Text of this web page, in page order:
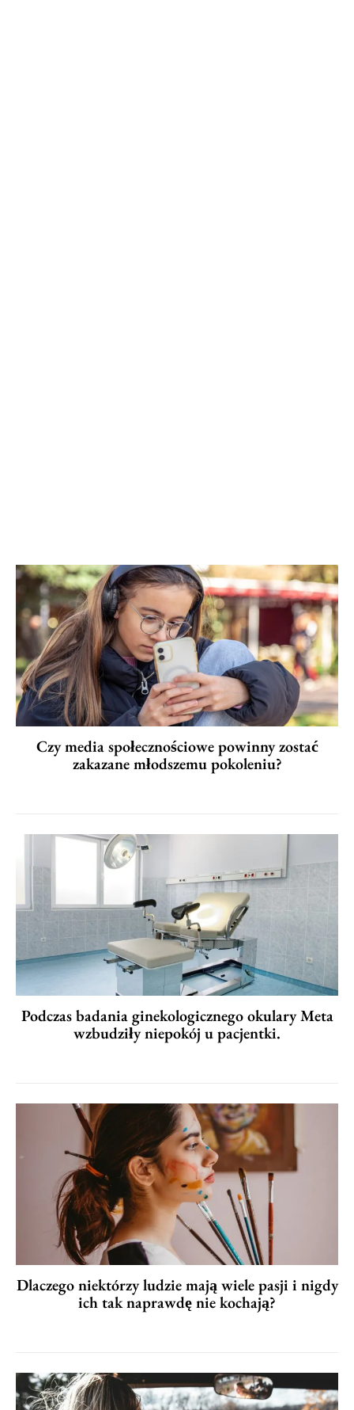
Czy media społecznościowe powinny zostać
zakazane młodszemu pokoleniu?
Podczas badania ginekologicznego okulary Meta
wzbudziły niepokój u pacjentki.
Dlaczego niektórzy ludzie mają wiele pasji i nigdy
ich tak naprawdę nie kochają?